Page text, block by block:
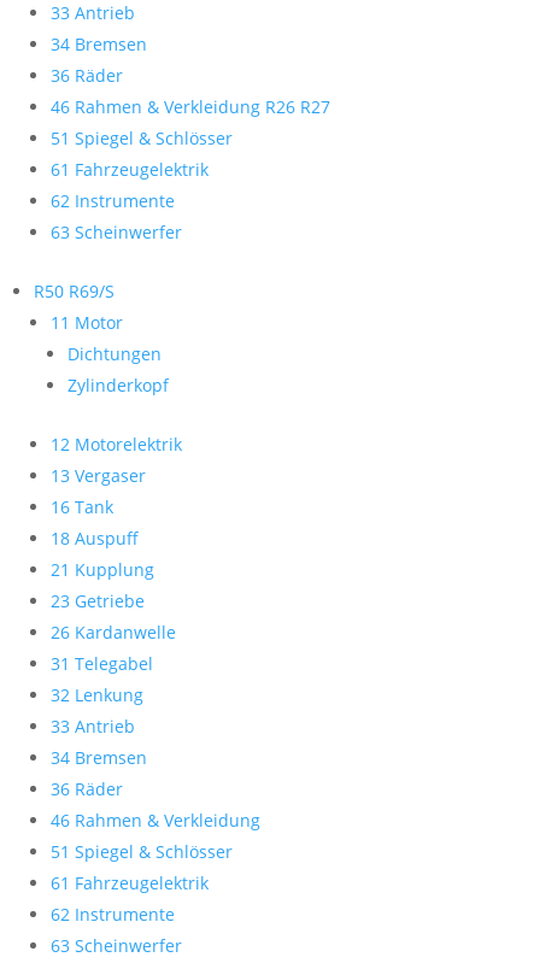
33 Antrieb
34 Bremsen
36 Räder
46 Rahmen & Verkleidung R26 R27
51 Spiegel & Schlösser
61 Fahrzeugelektrik
62 Instrumente
63 Scheinwerfer
R50 R69/S
11 Motor
Dichtungen
Zylinderkopf
12 Motorelektrik
13 Vergaser
16 Tank
18 Auspuff
21 Kupplung
23 Getriebe
26 Kardanwelle
31 Telegabel
32 Lenkung
33 Antrieb
34 Bremsen
36 Räder
46 Rahmen & Verkleidung
51 Spiegel & Schlösser
61 Fahrzeugelektrik
62 Instrumente
63 Scheinwerfer